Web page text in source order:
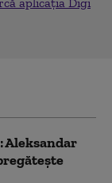
Aleksandar